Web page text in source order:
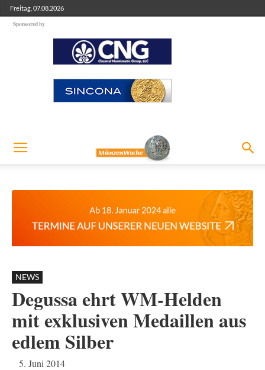
Freitag, 07.08.2026
Sponsored by
NEWS
Degussa ehrt WM-Helden
mit exklusiven Medaillen aus
edlem Silber
5. Juni 2014